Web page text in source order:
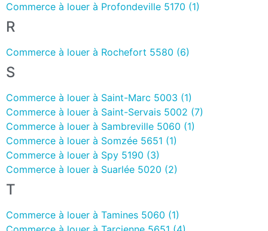
Commerce à louer à Profondeville 5170 (1)
R
Commerce à louer à Rochefort 5580 (6)
S
Commerce à louer à Saint-Marc 5003 (1)
Commerce à louer à Saint-Servais 5002 (7)
Commerce à louer à Sambreville 5060 (1)
Commerce à louer à Somzée 5651 (1)
Commerce à louer à Spy 5190 (3)
Commerce à louer à Suarlée 5020 (2)
T
Commerce à louer à Tamines 5060 (1)